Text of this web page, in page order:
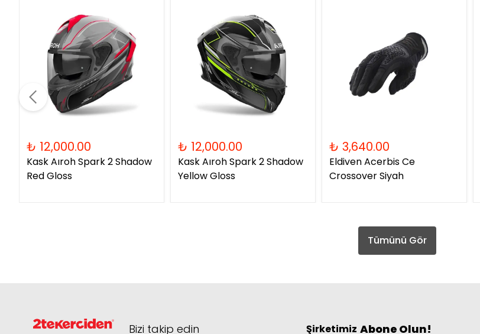
₺ 12,000.00
Kask Aıroh Spark 2 Shadow
Red Gloss
₺ 12,000.00
Kask Aıroh Spark 2 Shadow
Yellow Gloss
₺ 3,640.00
Eldiven Acerbis Ce
Crossover Siyah
Tümünü Gör
Bizi takip edin Şirketimiz Abone Olun!